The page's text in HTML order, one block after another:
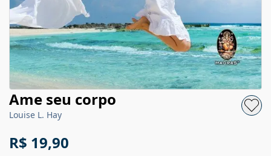
Ame seu corpo
Louise L. Hay
R$ 19,90